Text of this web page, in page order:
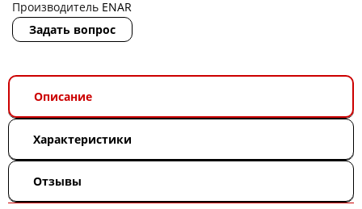
Производитель ENAR
Задать вопрос
Описание
Характеристики
Отзывы